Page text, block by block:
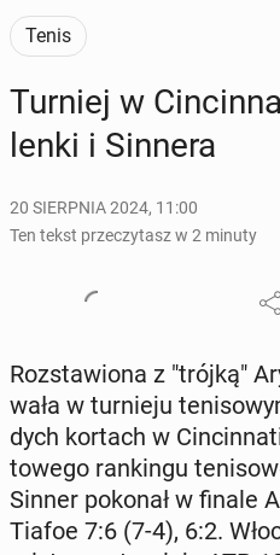
Tenis
Turniej w
len­ki i Sinnera
20 SIERPNIA 2024, 11:00
Ten tekst przeczytasz w 2 minuty
Roz­sta­wio­na z "trójką"
wa­ła w tur­nie­ju
dych kortach w
to­we­go ran­kin­gu
Sinner pokonał w finale
Tiafoe 7:6 (7-4), 6:2.